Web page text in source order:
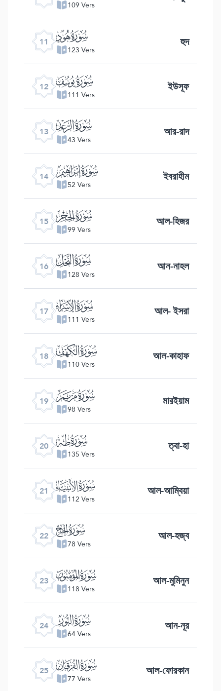
109 Vers
11 ﮗ
123 Vers হুদ
12 ﮘ
111 Vers ইউসূফ
13 ﮙ
43 Vers আর-রাদ
14 ﮚ
52 Vers ইবরাহীম
15 ﮛ
99 Vers আল-হিজর
16 ﮜ
128 Vers আন-নাহল
17 ﮝ
111 Vers আল- ইসরা
18 ﮞ
110 Vers আল-কাহাফ
19 ﮟ
98 Vers মারইয়াম
20 ﮠ
135 Vers ত্বা-হা
21 ﮡ
112 Vers আল-আম্বিয়া
22 ﮢ
78 Vers আল-হজ্ব
23 ﮣ
118 Vers আল-মুমিনুন
24 ﮤ
64 Vers আন-নূর
25 ﮥ
77 Vers আল-ফোরকান